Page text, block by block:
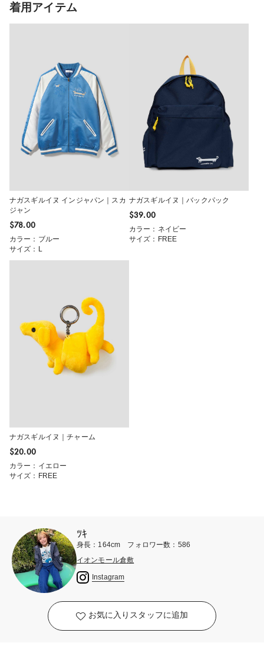
着用アイテム
ナガスギルイヌ インジャパン｜スカ
ジャン
$‌78.00
カラー：ブルー
サイズ：L
ナガスギルイヌ｜バックパック
$‌39.00
カラー：ネイビー
サイズ：FREE
ナガスギルイヌ｜チャーム
$‌20.00
カラー：イエロー
サイズ：FREE
ﾂｷ
身長：164cm フォロワー数：586
イオンモール倉敷
Instagram
お気に入りスタッフに追加